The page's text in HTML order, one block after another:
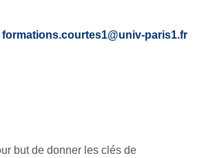
formations.courtes1@univ-paris1.fr
but de donner les clés de